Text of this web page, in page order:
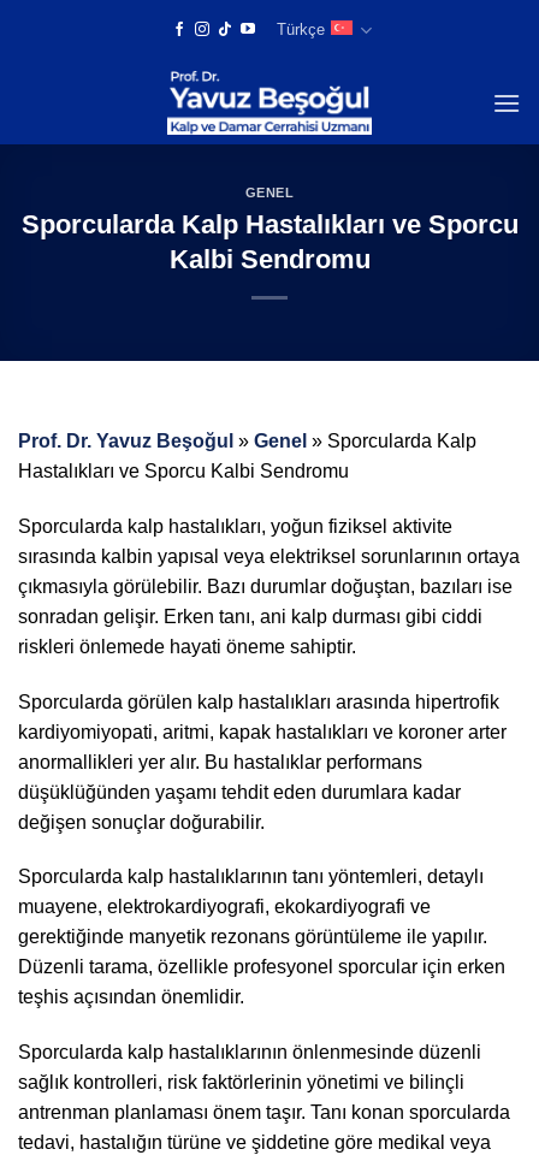
Türkçe
GENEL
Sporcularda Kalp Hastalıkları ve Sporcu
Kalbi Sendromu
Prof. Dr. Yavuz Beşoğul » Genel » Sporcularda Kalp
Hastalıkları ve Sporcu Kalbi Sendromu
Sporcularda kalp hastalıkları, yoğun fiziksel aktivite
sırasında kalbin yapısal veya elektriksel sorunlarının ortaya
çıkmasıyla görülebilir. Bazı durumlar doğuştan, bazıları ise
sonradan gelişir. Erken tanı, ani kalp durması gibi ciddi
riskleri önlemede hayati öneme sahiptir.
Sporcularda görülen kalp hastalıkları arasında hipertrofik
kardiyomiyopati, aritmi, kapak hastalıkları ve koroner arter
anormallikleri yer alır. Bu hastalıklar performans
düşüklüğünden yaşamı tehdit eden durumlara kadar
değişen sonuçlar doğurabilir.
Sporcularda kalp hastalıklarının tanı yöntemleri, detaylı
muayene, elektrokardiyografi, ekokardiyografi ve
gerektiğinde manyetik rezonans görüntüleme ile yapılır.
Düzenli tarama, özellikle profesyonel sporcular için erken
teşhis açısından önemlidir.
Sporcularda kalp hastalıklarının önlenmesinde düzenli
sağlık kontrolleri, risk faktörlerinin yönetimi ve bilinçli
antrenman planlaması önem taşır. Tanı konan sporcularda
tedavi, hastalığın türüne ve şiddetine göre medikal veya